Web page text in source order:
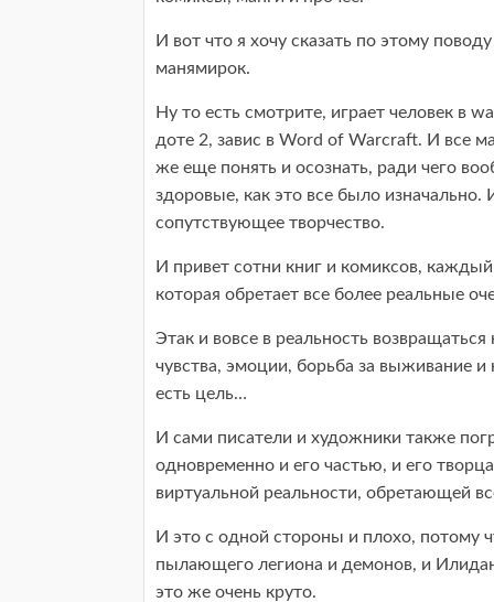
И вот что я хочу сказать по этому
манямирок.
Ну то есть смотрите, играет человек в
доте 2, завис в Word of Warcraft. И все
же еще понять и осознать, ради чего
здоровые, как это все было изначально.
сопутствующее творчество.
И привет сотни книг и комиксов,
которая обретает все более реальные
Этак и вовсе в реальность
чувства, эмоции, борьба за выживание
есть цель…
И сами писатели и художники также
одновременно и его частью, и его
виртуальной реальности, обретающей
И это с одной стороны и плохо, потому
пылающего легиона и демонов, и
это же очень круто.